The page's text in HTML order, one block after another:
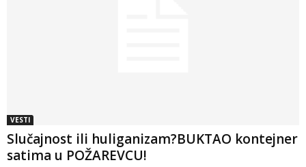
VESTI
Slučajnost ili huliganizam?BUKTAO kontejner
satima u POŽAREVCU!